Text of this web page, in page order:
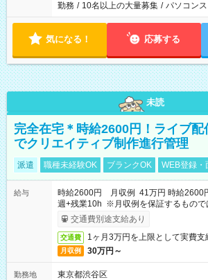
勤務 / 10名以上の大量募集 / パソコン
気になる！ 応募する
未読
完全在宅＊時給2600円！ライブ配
でクリエイティブ制作進行管理
派遣 職種未経験OK ブランクOK WEB登録・
給与
時給2600円 月収例 41万円 時給2600
週+残業10h ※月収例を保証するもの
受取りサービス利用可（利用条件有）
交通費別途支給あり
交通費 1ヶ月3万円を上限として実費支
月収例 30万円～
勤務地
東京都渋谷区